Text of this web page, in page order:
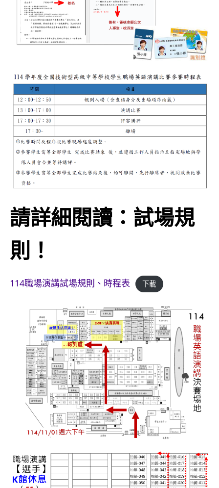
請詳細閱讀：試場規
則！
114職場演講試場規則、時程表 下載